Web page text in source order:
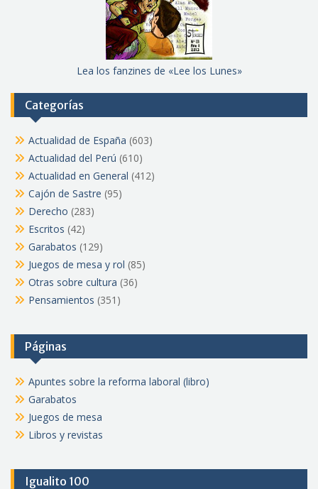
Lea los fanzines de «Lee los Lunes»
Categorías
Actualidad de España (603)
Actualidad del Perú (610)
Actualidad en General (412)
Cajón de Sastre (95)
Derecho (283)
Escritos (42)
Garabatos (129)
Juegos de mesa y rol (85)
Otras sobre cultura (36)
Pensamientos (351)
Páginas
Apuntes sobre la reforma laboral (libro)
Garabatos
Juegos de mesa
Libros y revistas
Igualito 100